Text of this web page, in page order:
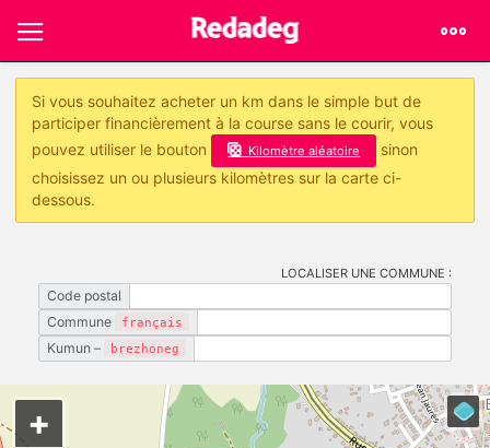
Si vous souhaitez acheter un km dans le simple but de
participer financièrement à la course sans le courir, vous
pouvez utiliser le bouton
Kilomètre aléatoire
sinon
choisissez un ou plusieurs kilomètres sur la carte ci-
dessous.
LOCALISER UNE COMMUNE :
Code postal
Commune
français
Kumun – brezhoneg
+